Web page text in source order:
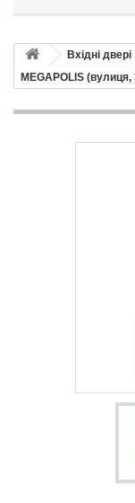
Вхідні двері
MEGAPOLIS (вулиця,